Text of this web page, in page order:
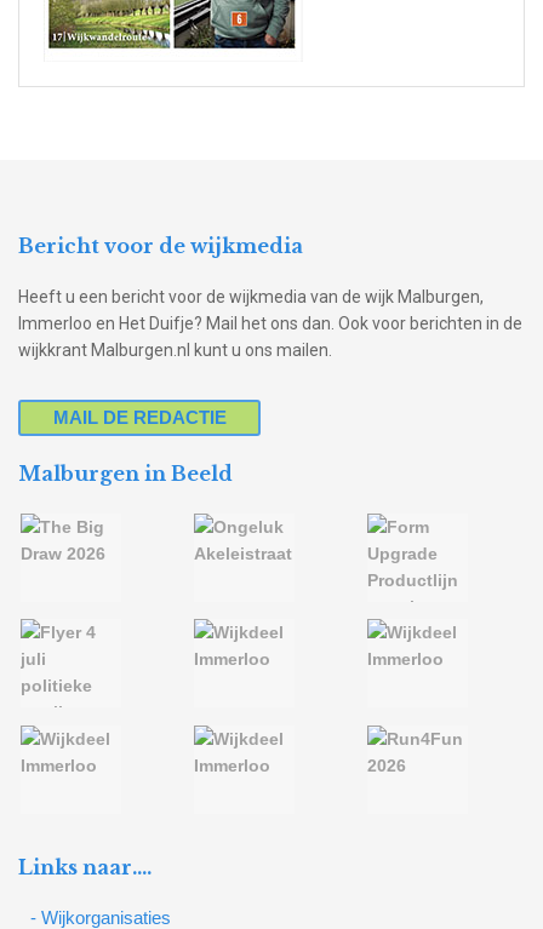
Bericht voor de wijkmedia
Heeft u een bericht voor de wijkmedia van de wijk Malburgen,
Immerloo en Het Duifje? Mail het ons dan. Ook voor berichten in de
wijkkrant Malburgen.nl kunt u ons mailen.
MAIL DE REDACTIE
Malburgen in Beeld
Links naar….
- Wijkorganisaties